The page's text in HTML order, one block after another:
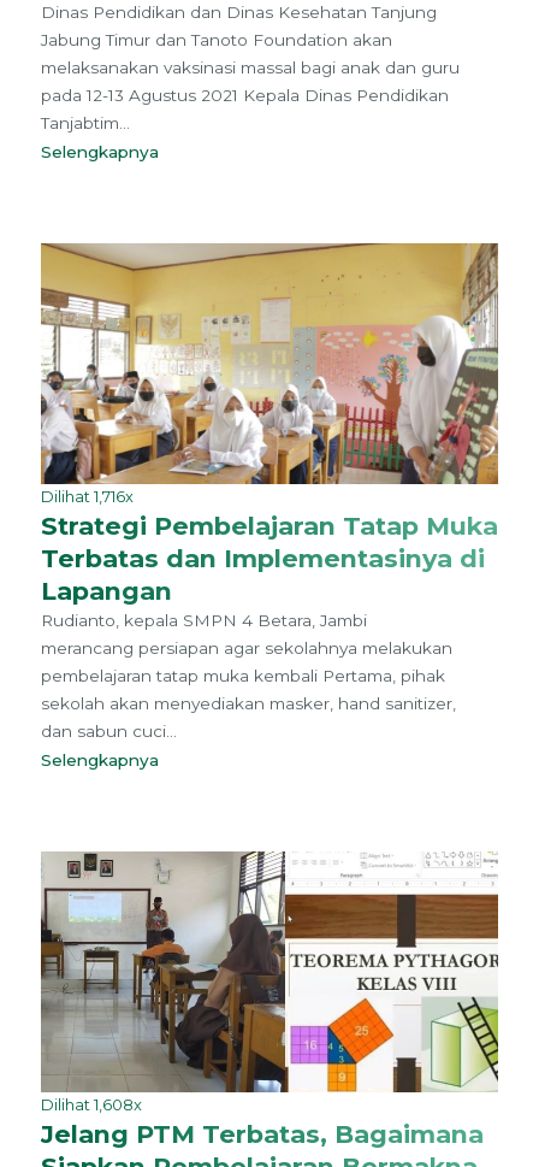
Dinas Pendidikan dan Dinas Kesehatan Tanjung
Jabung Timur dan Tanoto Foundation akan
melaksanakan vaksinasi massal bagi anak dan guru
pada 12-13 Agustus 2021 Kepala Dinas Pendidikan
Tanjabtim...
Selengkapnya
Dilihat 1,716x
Strategi Pembelajaran Tatap Muka
Terbatas dan Implementasinya di
Lapangan
Rudianto, kepala SMPN 4 Betara, Jambi
merancang persiapan agar sekolahnya melakukan
pembelajaran tatap muka kembali Pertama, pihak
sekolah akan menyediakan masker, hand sanitizer,
dan sabun cuci...
Selengkapnya
Dilihat 1,608x
Jelang PTM Terbatas, Bagaimana